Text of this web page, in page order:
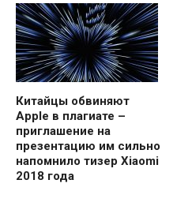
Китайцы обвиняют
Apple в плагиате –
приглашение на
презентацию им сильно
напомнило тизер Xiaomi
2018 года